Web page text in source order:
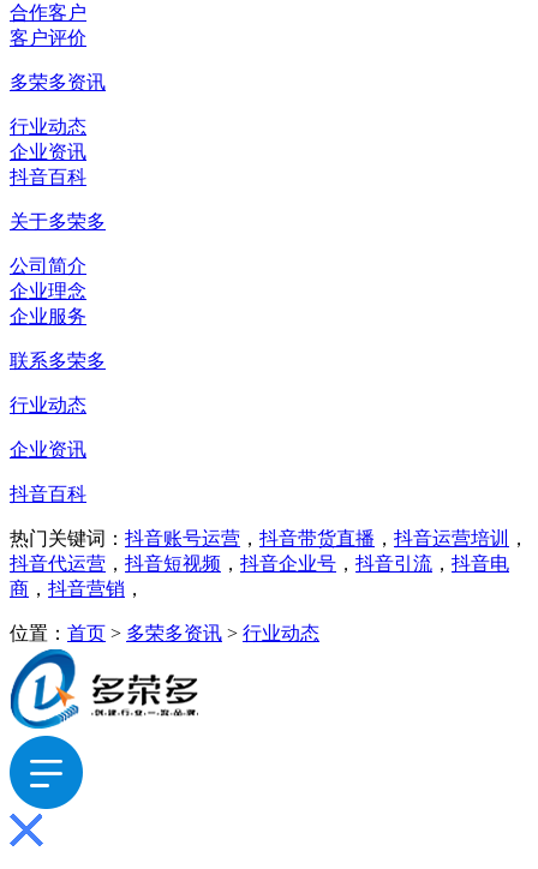
合作客户
客户评价
多荣多资讯
行业动态
企业资讯
抖音百科
关于多荣多
公司简介
企业理念
企业服务
联系多荣多
行业动态
企业资讯
抖音百科
热门关键词： 抖音账号运营 ， 抖音带货直播 ， 抖音运营培训
，
抖音代运营 ， 抖音短视频 ， 抖音企业号 ， 抖音引流 ， 抖音电
商 ， 抖音营销 ，
位置： 首页 > 多荣多资讯 > 行业动态